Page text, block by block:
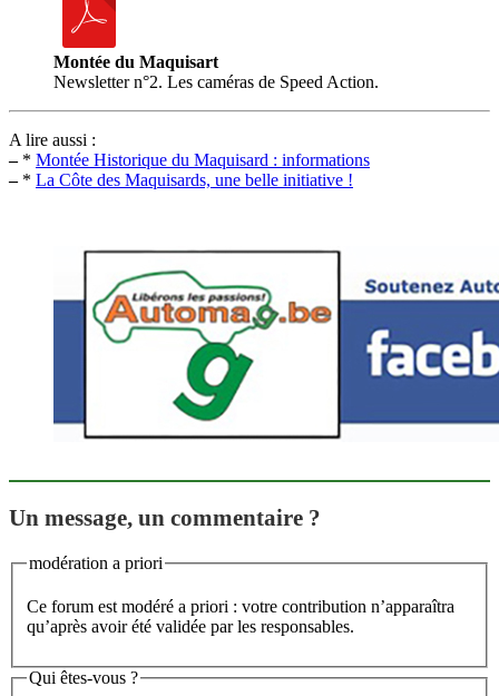
Montée du Maquisart
Newsletter n°2. Les caméras de Speed Action.
A lire aussi :
–* Montée Historique du Maquisard : informations
–* La Côte des Maquisards, une belle initiative !
Un message, un commentaire ?
modération a priori
Ce forum est modéré a priori : votre contribution n’apparaîtra
qu’après avoir été validée par les responsables.
Qui êtes-vous ?